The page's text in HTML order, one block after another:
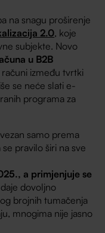
na snagu proširenje
2.0, koje
subjekte. Novo
u B2B
između tvrtki
se neće slati e-
programa za
samo prema
pravilo širi na sve
a primjenjuje se
dovoljno
brojnih tumačenja
mnogima nije jasno